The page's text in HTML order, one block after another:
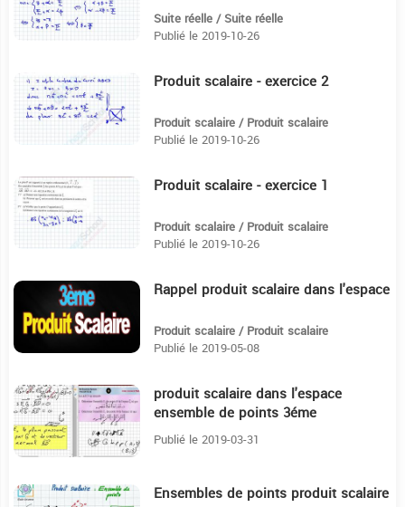
Suite réelle / Suite réelle
Publié le 2019-10-26
9:12 Produit scalaire - exercice 2
Produit scalaire / Produit scalaire
Publié le 2019-10-26
9:44 Produit scalaire - exercice 1
Produit scalaire / Produit scalaire
Publié le 2019-10-26
Rappel produit scalaire dans l'espace
Produit scalaire / Produit scalaire
Publié le 2019-05-08
15:40 produit scalaire dans l'espace
ensemble de points 3éme
sciencemath
Publié le 2019-03-31
7:57 Ensembles de points produit scalaire